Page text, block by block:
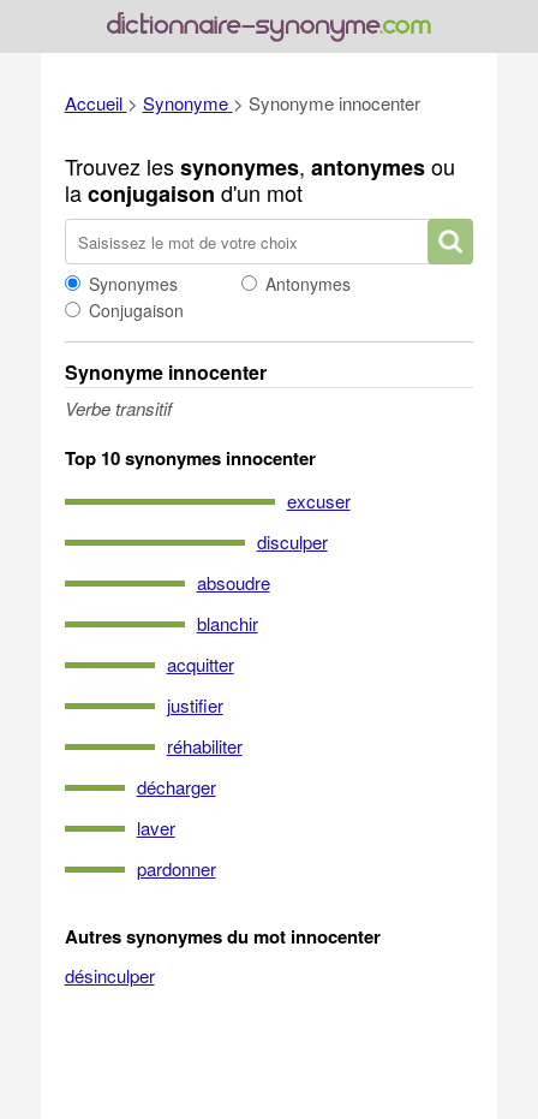
Accueil > Synonyme > Synonyme innocenter
Trouvez lessynonymes, antonymesou
laconjugaison d'un mot
Synonymes
Antonymes
Conjugaison
Synonyme innocenter
Verbe transitif
Top 10 synonymes innocenter
excuser
disculper
absoudre
blanchir
acquitter
justifier
réhabiliter
décharger
laver
pardonner
Autres synonymes du mot innocenter
désinculper